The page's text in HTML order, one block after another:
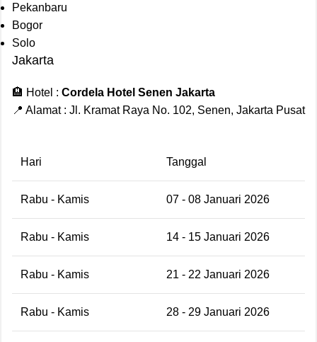
Pekanbaru
Bogor
Solo
Jakarta
🏨 Hotel : Cordela Hotel Senen Jakarta
📍 Alamat : Jl. Kramat Raya No. 102, Senen, Jakarta Pusat
Hari Tanggal
Rabu - Kamis 07 - 08 Januari 2026
Rabu - Kamis 14 - 15 Januari 2026
Rabu - Kamis 21 - 22 Januari 2026
Rabu - Kamis 28 - 29 Januari 2026